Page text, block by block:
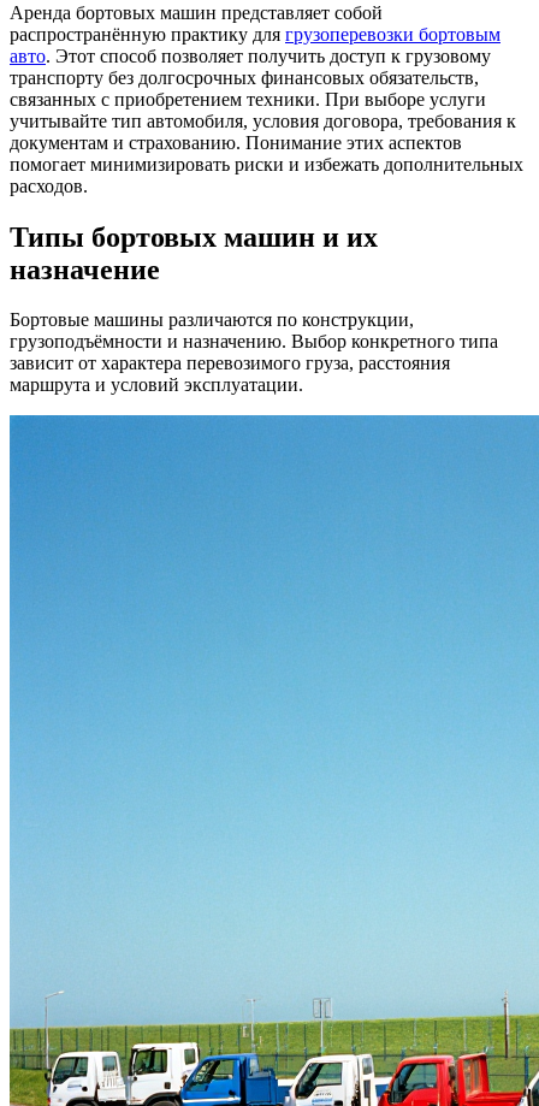
Аренда бортовых машин представляет собой
распространённую практику для грузоперевозки бортовым
авто. Этот способ позволяет получить доступ к грузовому
транспорту без долгосрочных финансовых обязательств,
связанных с приобретением техники. При выборе услуги
учитывайте тип автомобиля, условия договора, требования к
документам и страхованию. Понимание этих аспектов
помогает минимизировать риски и избежать дополнительных
расходов.
Типы бортовых машин и их
назначение
Бортовые машины различаются по конструкции,
грузоподъёмности и назначению. Выбор конкретного типа
зависит от характера перевозимого груза, расстояния
маршрута и условий эксплуатации.